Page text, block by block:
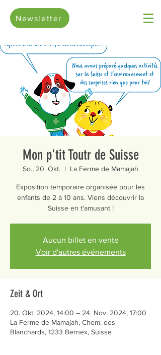
Newsletter
Mon p'tit Toutr de Suisse
So., 20. Okt.
  |
La Ferme de Mamajah
Exposition temporaire organisée pour les
enfants de 2 à 10 ans. Viens découvrir la
Suisse en t'amusant !
Aucun billet en vente
Voir d'autres événements
Zeit & Ort
20. Okt. 2024, 14:00 – 24. Nov. 2024, 17:00
La Ferme de Mamajah, Chem. des
Blanchards, 1233 Bernex, Suisse